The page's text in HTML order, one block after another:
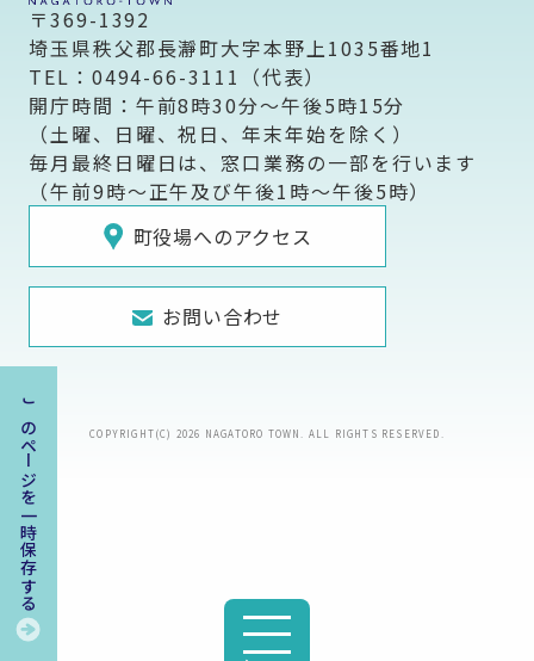
このページを一時保存する
〒369-1392
埼玉県秩父郡長瀞町大字本野上1035番地1
TEL：0494-66-3111（代表）
開庁時間：午前8時30分～午後5時15分
（土曜、日曜、祝日、年末年始を除く）
毎月最終日曜日は、窓口業務の一部を行います
（午前9時～正午及び午後1時～午後5時）
町役場へのアクセス
お問い合わせ
COPYRIGHT(C) 2026 NAGATORO TOWN. ALL RIGHTS RESERVED.